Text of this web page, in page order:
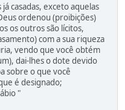
casadas, exceto aquelas
ordenou (proibições)
os outros são lícitos,
com a sua riqueza
vendo que você obtém
dai-lhes o dote devido
sobre o que você
é designado;
"